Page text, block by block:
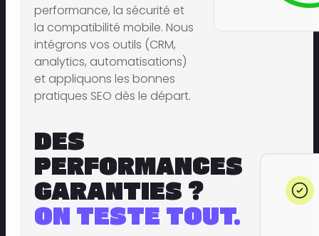
performance, la sécurité et
la compatibilité mobile. Nous
intégrons vos outils (CRM,
analytics, automatisations)
et appliquons les bonnes
pratiques SEO dès le départ.
DES
PERFORMANCES
GARANTIES ?
ON TESTE TOUT.